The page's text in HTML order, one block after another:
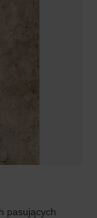
pasujących